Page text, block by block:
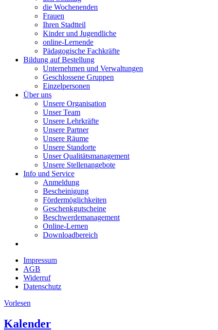
die Wochenenden
Frauen
Ihren Stadtteil
Kinder und Jugendliche
online-Lernende
Pädagogische Fachkräfte
Bildung auf Bestellung
Unternehmen und Verwaltungen
Geschlossene Gruppen
Einzelpersonen
Über uns
Unsere Organisation
Unser Team
Unsere Lehrkräfte
Unsere Partner
Unsere Räume
Unsere Standorte
Unser Qualitätsmanagement
Unsere Stellenangebote
Info und Service
Anmeldung
Bescheinigung
Fördermöglichkeiten
Geschenkgutscheine
Beschwerdemanagement
Online-Lernen
Downloadbereich
Impressum
AGB
Widerruf
Datenschutz
Vorlesen
Kalender